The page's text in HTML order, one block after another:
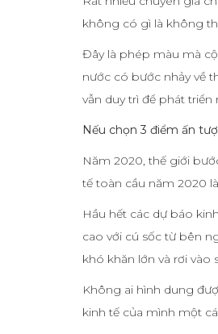
không có gì là không
Đây là phép màu mà
nước có bước nhảy về
vẫn duy trì để phát
Nếu chọn 3 điểm ấn
Năm 2020, thế giới
tế toàn cầu năm 2020
Hầu hết các dự báo
cao với cú sốc từ bên
khó khăn lớn và rơi vào
Không ai hình dung
kinh tế của mình một